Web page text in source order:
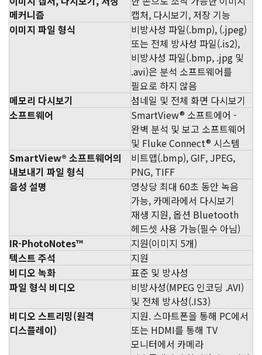
메커니즘
캡처, 다시보기, 저장 기능
이미지 파일 형식
비방사성 파일(.bmp), (.jpeg)
또는 전체 방사성 파일(.is2),
비방사성 파일(.bmp, .jpg 및
.avi)은 분석 소프트웨어를
필요로 하지 않음
메모리 다시보기
섬네일 및 전체 화면 다시보기
소프트웨어
SmartView® 소프트에어 -
완벽 분석 및 보고 소프트웨어
및 Fluke Connect® 시스템
SmartView® 소프트웨어의
내보내기 파일 형식
비트맵(.bmp), GIF, JPEG,
PNG, TIFF
음성 설명
영상당 최대 60초 동안 녹음
가능, 카메라에서 다시보기
재생 지원, 옵션 Bluetooth
헤드셋 사용 가능(필수 아님)
IR-PhotoNotes™
지원(이미지 5개)
텍스트 주석
지원
비디오 녹화
표준 및 방사성
파일 형식 비디오
비방사성(MPEG 인코딩 .AVI)
및 전체 방사성(.IS3)
비디오 스트리밍(원격
디스플레이)
지원. 스마트폰을 통해 PC에서
또는 HDMI를 통해 TV
모니터에서 카메라